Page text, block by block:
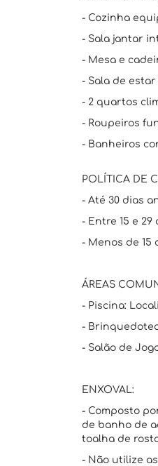
- Cozinha
- Sala jantar
- Mesa e
- Sala de
- 2 quartos
- Roupeiros
- Banheiros
POLÍTICA DE
- Até 30 dias
- Entre 15 e
- Menos de 15
ÁREAS
- Piscina:
-
- Salão de
ENXOVAL:
- Composto
de banho de
toalha de
- Não utilize